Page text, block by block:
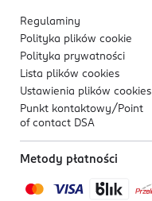
Regulaminy
Polityka plików cookie
Polityka prywatności
Lista plików cookies
Ustawienia plików cookies
Punkt kontaktowy/ Point
of contact DSA
Metody płatności